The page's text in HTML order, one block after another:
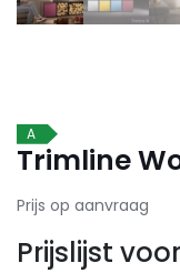
A
Trimline
Prijs op aanvraag
Prijslijst